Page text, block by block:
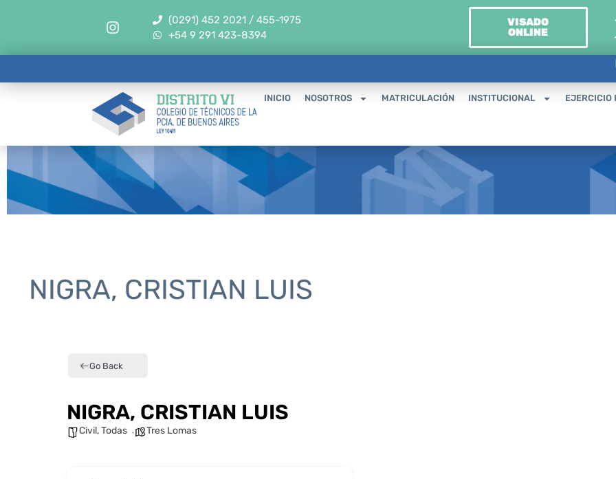
(0291) 452 2021 / 455-1975
+54 9 291 423-8394
VISADO
ONLINE
INICIO NOSOTROS MATRICULACIÓN INSTITUCIONAL EJERCICIO
NIGRA, CRISTIAN LUIS
Go Back
NIGRA, CRISTIAN LUIS
Civil,Todas Tres Lomas